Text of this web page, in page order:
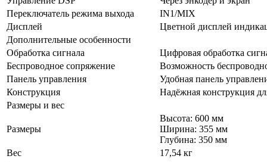
Переключатель режима выхода
IN1/MIX
Дисплей
Цветной дисплей
Дополнительные особенности
Обработка сигнала
Цифровая обработка
Беспроводное сопряжение
Возможность
Панель управления
Удобная панель
Конструкция
Надёжная конструкция
Размеры и вес
Размеры
Высота: 600 мм
Ширина: 355 мм
Глубина: 350 мм
Вес
17,54 кг